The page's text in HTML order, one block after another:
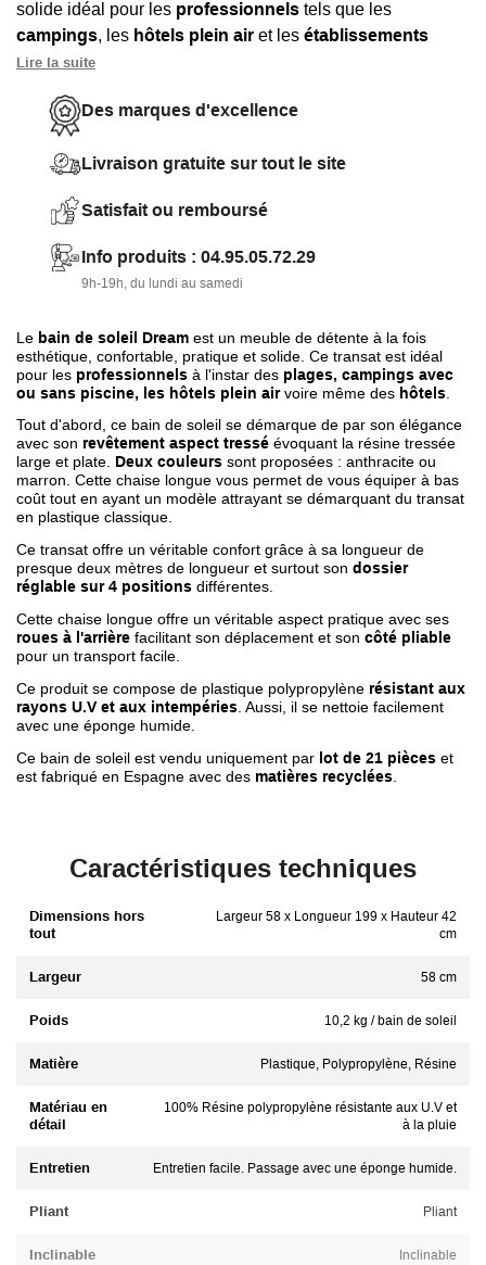
solide idéal pour les professionnels tels que les
campings, les hôtels plein air et les établissements
avec piscine
Ce bain de soleil est élégant et offre une esthétique
moderne avec son
anthracite ou marron.
Ce transat est pratique avec son
positions, sesroues à l'arrièrepour un déplacement
facile et son
aspect pliable
Cette chaise longue est robuste avec sa résine plastique
résines'entretient facilementavec une éponge humide.
Modèle vendu parlot de 21 pièceset fabriqué en
Espagne avec desmatières recyclées
Lire la suite
Des marques d'excellence
Livraison gratuite sur tout le site
Satisfait ou remboursé
Info produits : 04.95.05.72.29
9h-19h, du lundi au samedi
Le bain de soleil Dream est un meuble de détente à la fois
esthétique, confortable, pratique et solide. Ce transat est idéal
pour les professionnels à l'instar des plages, campings avec
ou sans piscine, les hôtels plein airvoire même des hôtels
Tout d'abord, ce bain de soleil se démarque de par son élégance
avec son revêtement aspect tressé évoquant la résine tressée
large et plate. Deux couleurs sont proposées : anthracite ou
marron. Cette chaise longue vous permet de vous équiper à bas
coût tout en ayant un modèle attrayant se démarquant du transat
en plastique classique.
Ce transat offre un véritable confort grâce à sa longueur de
presque deux mètres de longueur et surtout son dossier
réglable sur 4 positions différentes.
Cette chaise longue offre un véritable aspect pratique avec ses
roues à l'arrière facilitant son déplacement et son côté pliable
pour un transport facile.
Ce produit se compose de plastique polypropylène résistant aux
rayons U.V et aux intempéries . Aussi, il se nettoie facilement
avec une éponge humide.
Ce bain de soleil est vendu uniquement par lot de 21 pièces et
est fabriqué en Espagne avec des matières recyclées
Caractéristiques techniques
Dimensions hors
tout
Largeur 58 x Longueur 199 x Hauteur 42
cm
Largeur 58 cm
Poids 10,2 kg / bain de soleil
Matière Plastique, Polypropylène, Résine
Matériau en
détail
100% Résine polypropylène résistante aux U.V et
à la pluie
Entretien Entretien facile. Passage avec une éponge humide.
Pliant Pliant
Inclinable Inclinable